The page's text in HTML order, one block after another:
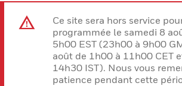
Ce site sera hors service
programmée le samedi 8
5h00 EST (23h00 à 9h00
août de 1h00 à 11h00 CET
14h30 IST). Nous vous
patience pendant cette